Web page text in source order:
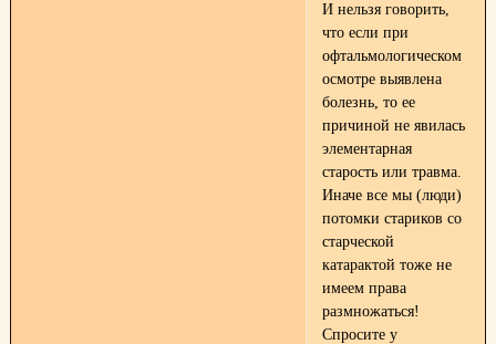
И нельзя говорить,
что если при
офтальмологическом
осмотре выявлена
болезнь, то ее
причиной не явилась
элементарная
старость или травма.
Иначе все мы (люди)
потомки стариков со
старческой
катарактой тоже не
имеем права
размножаться!
Спросите у